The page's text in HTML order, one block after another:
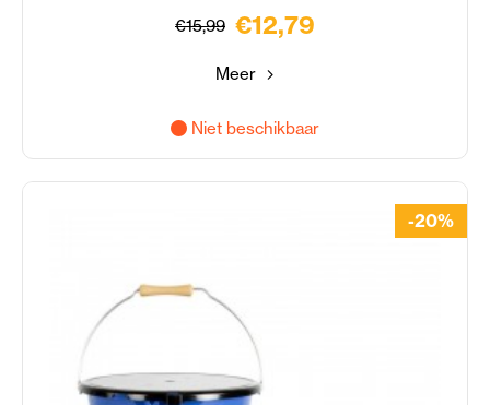
€15,99 €12,79
Meer
Niet beschikbaar
-20%